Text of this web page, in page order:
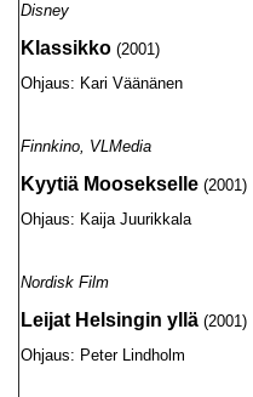
Disney
Klassikko (2001)
Ohjaus: Kari Väänänen
Finnkino, VLMedia
Kyytiä Moosekselle (2001)
Ohjaus: Kaija Juurikkala
Nordisk Film
Leijat Helsingin yllä (2001)
Ohjaus: Peter Lindholm